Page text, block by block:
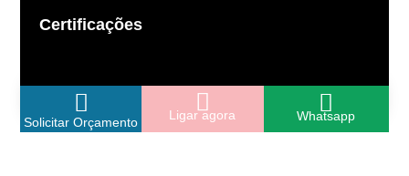
Certificações
Solicitar Orçamento Ligar agora Whatsapp